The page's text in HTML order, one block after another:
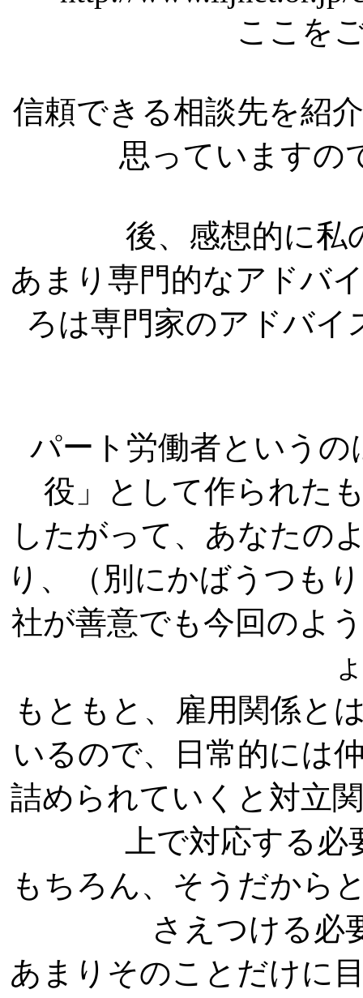
ここを
信頼できる相談先を紹
思っていますの
後、感想的に私
あまり専門的なアドバ
ろは専門家のアドバ
パート労働者という
役」として作られた
したがって、あなたの
り、（別にかばうつも
社が善意でも今回のよ
もともと、雇用関係と
いるので、日常的には
詰められていくと対立
上で対応する
もちろん、そうだから
さえつける必
あまりそのことだけに